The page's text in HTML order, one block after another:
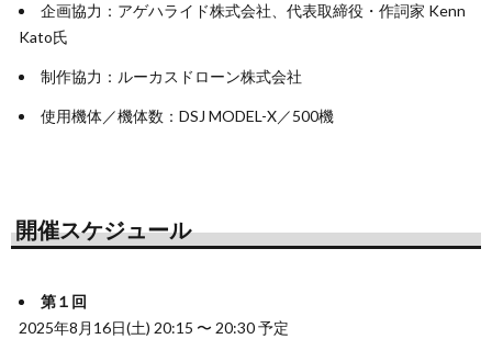
企画協力：アゲハライド株式会社、代表取締役・作詞家 Kenn
Kato氏
制作協力：ルーカスドローン株式会社
使用機体／機体数：DSJ MODEL-X／500機
開催スケジュール
第１回
2025年8月16日(土) 20:15 〜 20:30 予定